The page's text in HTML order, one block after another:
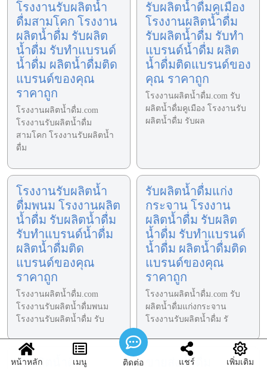
โรงงานรับผลิตน้ำ
ดื่มสามโคก โรงงาน
ผลิตน้ำดื่ม รับผลิต
น้ำดื่ม รับทำแบรนด์
น้ำดื่ม ผลิตน้ำดื่มติด
แบรนด์ของคุณ
ราคาถูก
โรงงานผลิตน้ำดื่ม.com
โรงงานรับผลิตน้ำดื่ม
สามโคก โรงงานรับผลิตน้ำ
ดื่ม
รับผลิตน้ำดื่มคูเมือง
โรงงานผลิตน้ำดื่ม
รับผลิตน้ำดื่ม รับทำ
แบรนด์น้ำดื่ม ผลิต
น้ำดื่มติดแบรนด์ของ
คุณ ราคาถูก
โรงงานผลิตน้ำดื่ม.com รับ
ผลิตน้ำดื่มคูเมือง โรงงานรับ
ผลิตน้ำดื่ม รับผล
โรงงานรับผลิตน้ำ
ดื่มพนม โรงงานผลิต
น้ำดื่ม รับผลิตน้ำดื่ม
รับทำแบรนด์น้ำดื่ม
ผลิตน้ำดื่มติด
แบรนด์ของคุณ
ราคาถูก
โรงงานผลิตน้ำดื่ม.com
โรงงานรับผลิตน้ำดื่มพนม
โรงงานรับผลิตน้ำดื่ม รับ
รับผลิตน้ำดื่มแก่ง
กระจาน โรงงาน
ผลิตน้ำดื่ม รับผลิต
น้ำดื่ม รับทำแบรนด์
น้ำดื่ม ผลิตน้ำดื่มติด
แบรนด์ของคุณ
ราคาถูก
โรงงานผลิตน้ำดื่ม.com รับ
ผลิตน้ำดื่มแก่งกระจาน
โรงงานรับผลิตน้ำดื่ม รั
รับผลิตน้ำดื่ม ขายส่งน้ำดื่ม
หน้าหลัก เมนู ติดต่อ แชร์ เพิ่มเติม